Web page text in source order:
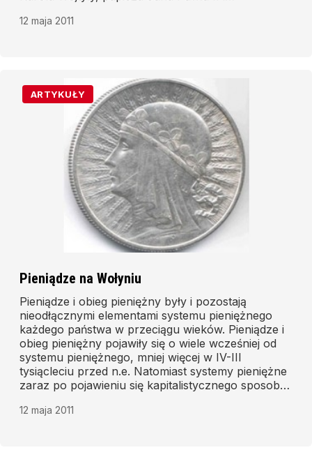
Niemu do pełni chrześcijaństwa.
12 maja 2011
ARTYKUŁY
Pieniądze na Wołyniu
Pieniądze i obieg pieniężny były i pozostają
nieodłącznymi elementami systemu pieniężnego
każdego państwa w przeciągu wieków. Pieniądze i
obieg pieniężny pojawiły się o wiele wcześniej od
systemu pieniężnego, mniej więcej w IV-III
tysiącleciu przed n.e. Natomiast systemy pieniężne
zaraz po pojawieniu się kapitalistycznego sposobu
12 maja 2011